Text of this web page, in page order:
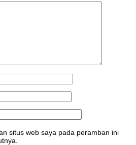
situs web saya pada peramban ini